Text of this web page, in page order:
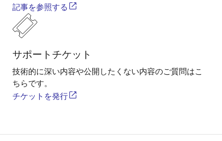
記事を参照する
サポートチケット
技術的に深い内容や公開したくない内容のご質問はこ
ちらです。
チケットを発行